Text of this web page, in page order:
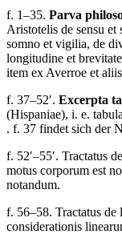
f. 1–35. Parva
Aristotelis de sensu et
somno et vigilia, de
longitudine et
item ex Averroe et
f. 37–52′. Excerpta
(Hispaniae), i. e.
. f. 37 findet sich der
f. 52′–55′. Tractatus
motus corporum est
notandum.
f. 56–58. Tractatus
considerationis